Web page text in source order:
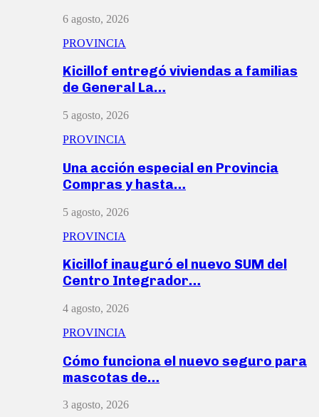
6 agosto, 2026
PROVINCIA
Kicillof entregó viviendas a familias
de General La…
5 agosto, 2026
PROVINCIA
Una acción especial en Provincia
Compras y hasta…
5 agosto, 2026
PROVINCIA
Kicillof inauguró el nuevo SUM del
Centro Integrador…
4 agosto, 2026
PROVINCIA
Cómo funciona el nuevo seguro para
mascotas de…
3 agosto, 2026